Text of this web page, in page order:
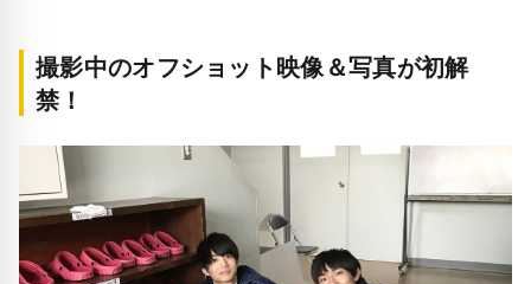
撮影中のオフショット映像＆写真が初解
禁！